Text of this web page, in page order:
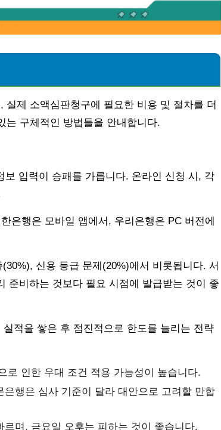
제 소액심판청구에 필요한 비용 및 절차를 더
는 구체적인 방법들을 안내합니다.
입력이 승패를 가릅니다. 온라인 신청 시, 각
은행은 모바일 앱에서, 우리은행은 PC 버전에
신용 등급 문제(20%)에서 비롯됩니다. 서
준비하는 것보다 필요 시점에 발급받는 것이 좋
적을 쌓은 후 점진적으로 한도를 늘리는 전략
로 인한 우대 조건 적용 가능성이 높습니다.
행은 심사 기준이 달라 대안으로 고려할 만합
며, 금요일 오후는 피하는 것이 좋습니다.